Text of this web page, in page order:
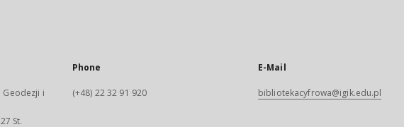
Geodezji i
St.
Phone
(+48) 22 32 91 920
E-Mail
bibliotekacyfrowa@igik.edu.pl